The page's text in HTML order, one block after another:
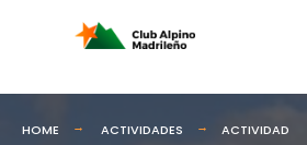
HOME ACTIVIDADES ACTIVIDAD